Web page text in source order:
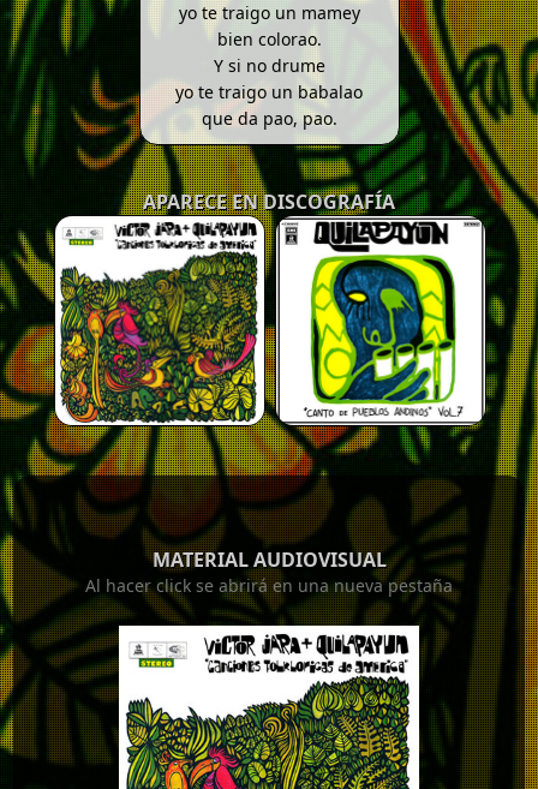
yo te traigo un mamey
bien colorao.
Y si no drume
yo te traigo un babalao
que da pao, pao.
APARECE EN DISCOGRAFÍA
MATERIAL AUDIOVISUAL
Al hacer click se abrirá en una nueva pestaña